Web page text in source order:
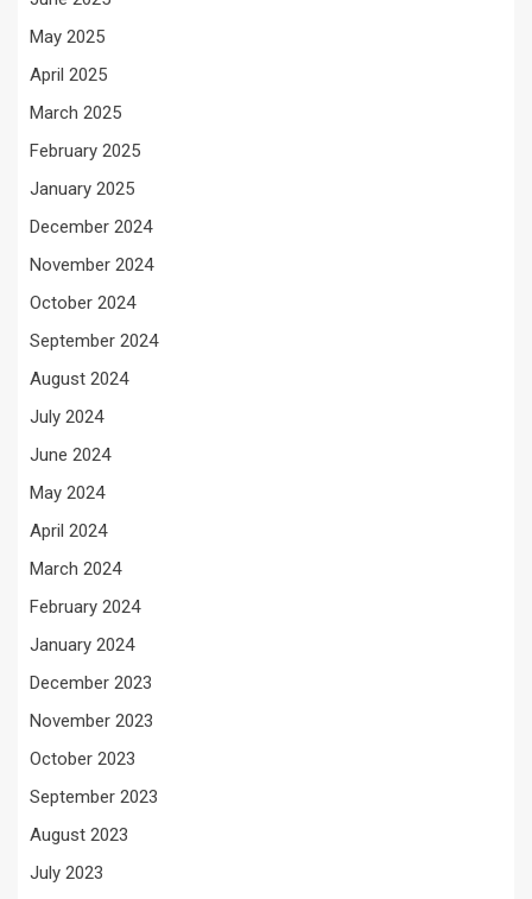
May 2025
April 2025
March 2025
February 2025
January 2025
December 2024
November 2024
October 2024
September 2024
August 2024
July 2024
June 2024
May 2024
April 2024
March 2024
February 2024
January 2024
December 2023
November 2023
October 2023
September 2023
August 2023
July 2023